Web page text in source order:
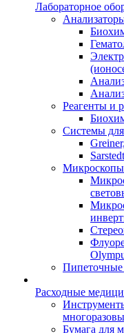
Лабораторное
Реагенты и
Системы для
Пипеточные
Расходные
Бумага для